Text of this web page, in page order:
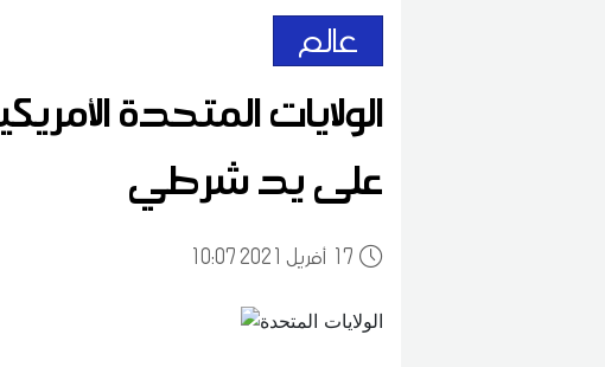
عالم
الولايات المتحدة
على يد شرطي
17 10:07 2021 أفريل